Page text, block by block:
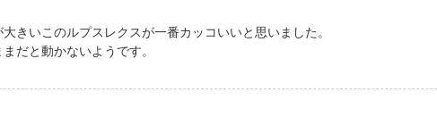
きいこのルプスレクスが一番カッコいいと思いました。
だと動かないようです。